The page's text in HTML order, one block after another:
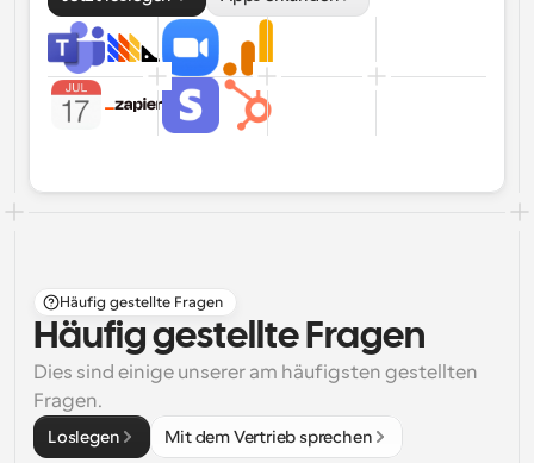
Häufig gestellte Fragen
Häufig gestellte Fragen
Dies sind einige unserer am häufigsten gestellten
Fragen.
Loslegen Mit dem Vertrieb sprechen